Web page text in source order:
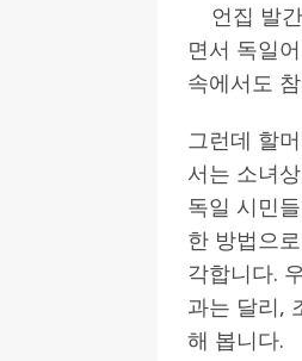
언집 발
면서 독일
속에서도
그런데 할
서는 소녀
독일 시민
한 방법으
각합니다.
과는 달리,
해 봅니다.